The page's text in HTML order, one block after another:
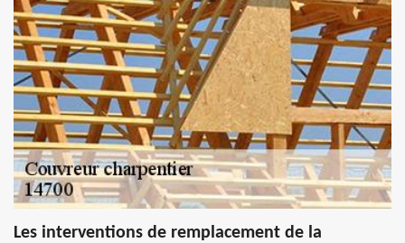
Les interventions de remplacement de la